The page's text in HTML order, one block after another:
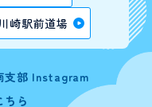
崎駅前道場
支部 Instagram
ちら